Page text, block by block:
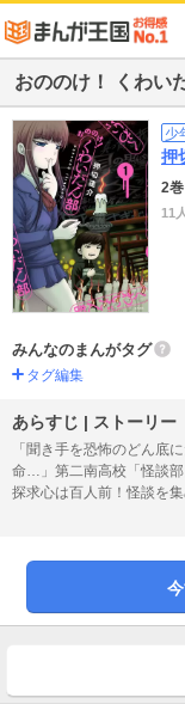
おののけ！ くわい
少
押
2巻
11人
みんなのまんがタグ
タグ編集
あらすじ | ストーリー
「聞き手を恐怖のどん底
命…」第二南高校「怪談
探求心は百人前！怪談を
とは、怪談のためなら多
磨しながら「怪談を集め
への出場を目指す！押切